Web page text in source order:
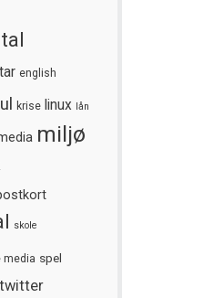
english
krise linux lån
miljø
skole
media spel
twitter